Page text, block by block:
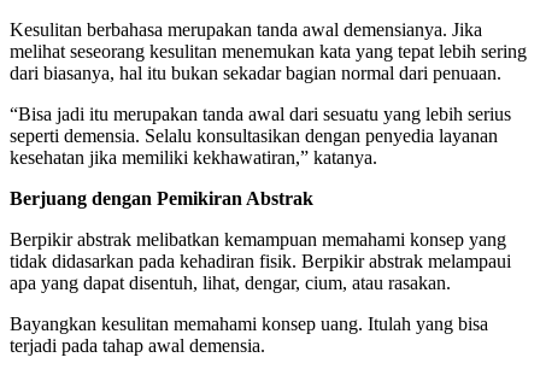
Kesulitan berbahasa merupakan tanda awal demensianya. Jika
melihat seseorang kesulitan menemukan kata yang tepat lebih sering
dari biasanya, hal itu bukan sekadar bagian normal dari penuaan.
“Bisa jadi itu merupakan tanda awal dari sesuatu yang lebih serius
seperti demensia. Selalu konsultasikan dengan penyedia layanan
kesehatan jika memiliki kekhawatiran,” katanya.
Berjuang dengan Pemikiran Abstrak
Berpikir abstrak melibatkan kemampuan memahami konsep yang
tidak didasarkan pada kehadiran fisik. Berpikir abstrak melampaui
apa yang dapat disentuh, lihat, dengar, cium, atau rasakan.
Bayangkan kesulitan memahami konsep uang. Itulah yang bisa
terjadi pada tahap awal demensia.